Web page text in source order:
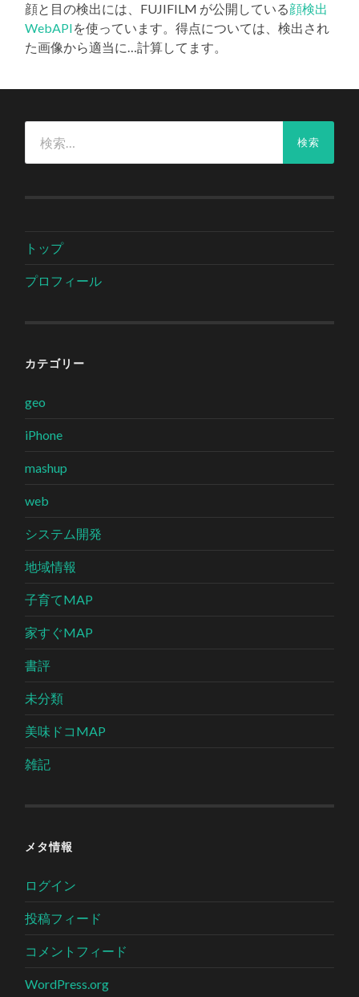
顔と目の検出には、FUJIFILM が公開している顔検出
WebAPIを使っています。得点については、検出され
た画像から適当に…計算してます。
索:
トップ
プロフィール
カテゴリー
geo
iPhone
mashup
web
システム開発
地域情報
子育てMAP
家すぐMAP
書評
未分類
美味ドコMAP
雑記
メタ情報
ログイン
投稿フィード
コメントフィード
WordPress.org